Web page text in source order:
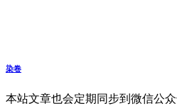
染卷
本站文章也会定期同步到微信公